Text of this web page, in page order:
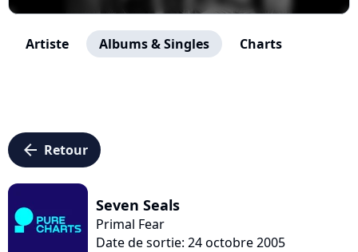
Artiste Albums & Singles Charts
arrow_left Retour
Seven Seals
Primal Fear
Date de sortie: 24 octobre 2005